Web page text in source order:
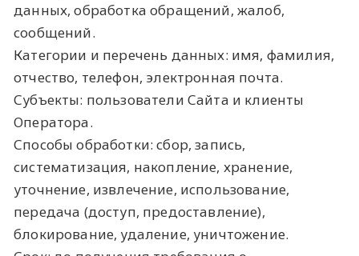
данных, обработка обращений, жалоб,
сообщений.
Категории и перечень данных: имя, фамилия,
отчество, телефон, электронная почта.
Субъекты: пользователи Сайта и клиенты
Оператора.
Способы обработки: сбор, запись,
систематизация, накопление, хранение,
уточнение, извлечение, использование,
передача (доступ, предоставление),
блокирование, удаление, уничтожение.